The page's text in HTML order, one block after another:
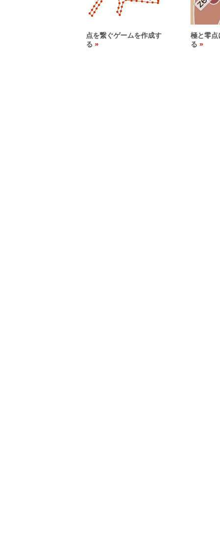
点を繋ぐゲームを作成す
る
極と零点
る